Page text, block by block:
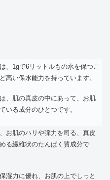
、1gで6リットルもの水を保つこ
高い保水能力を持っています。
、肌の真皮の中にあって、お肌
いる成分のひとつです。
お肌のハリや弾力を司る、真皮
る繊維状のたんぱく質成分で
湿力に優れ、お肌の上でしっと